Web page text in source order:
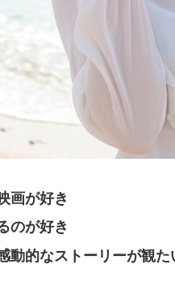
画が好き
のが好き
動的なストーリーが観た